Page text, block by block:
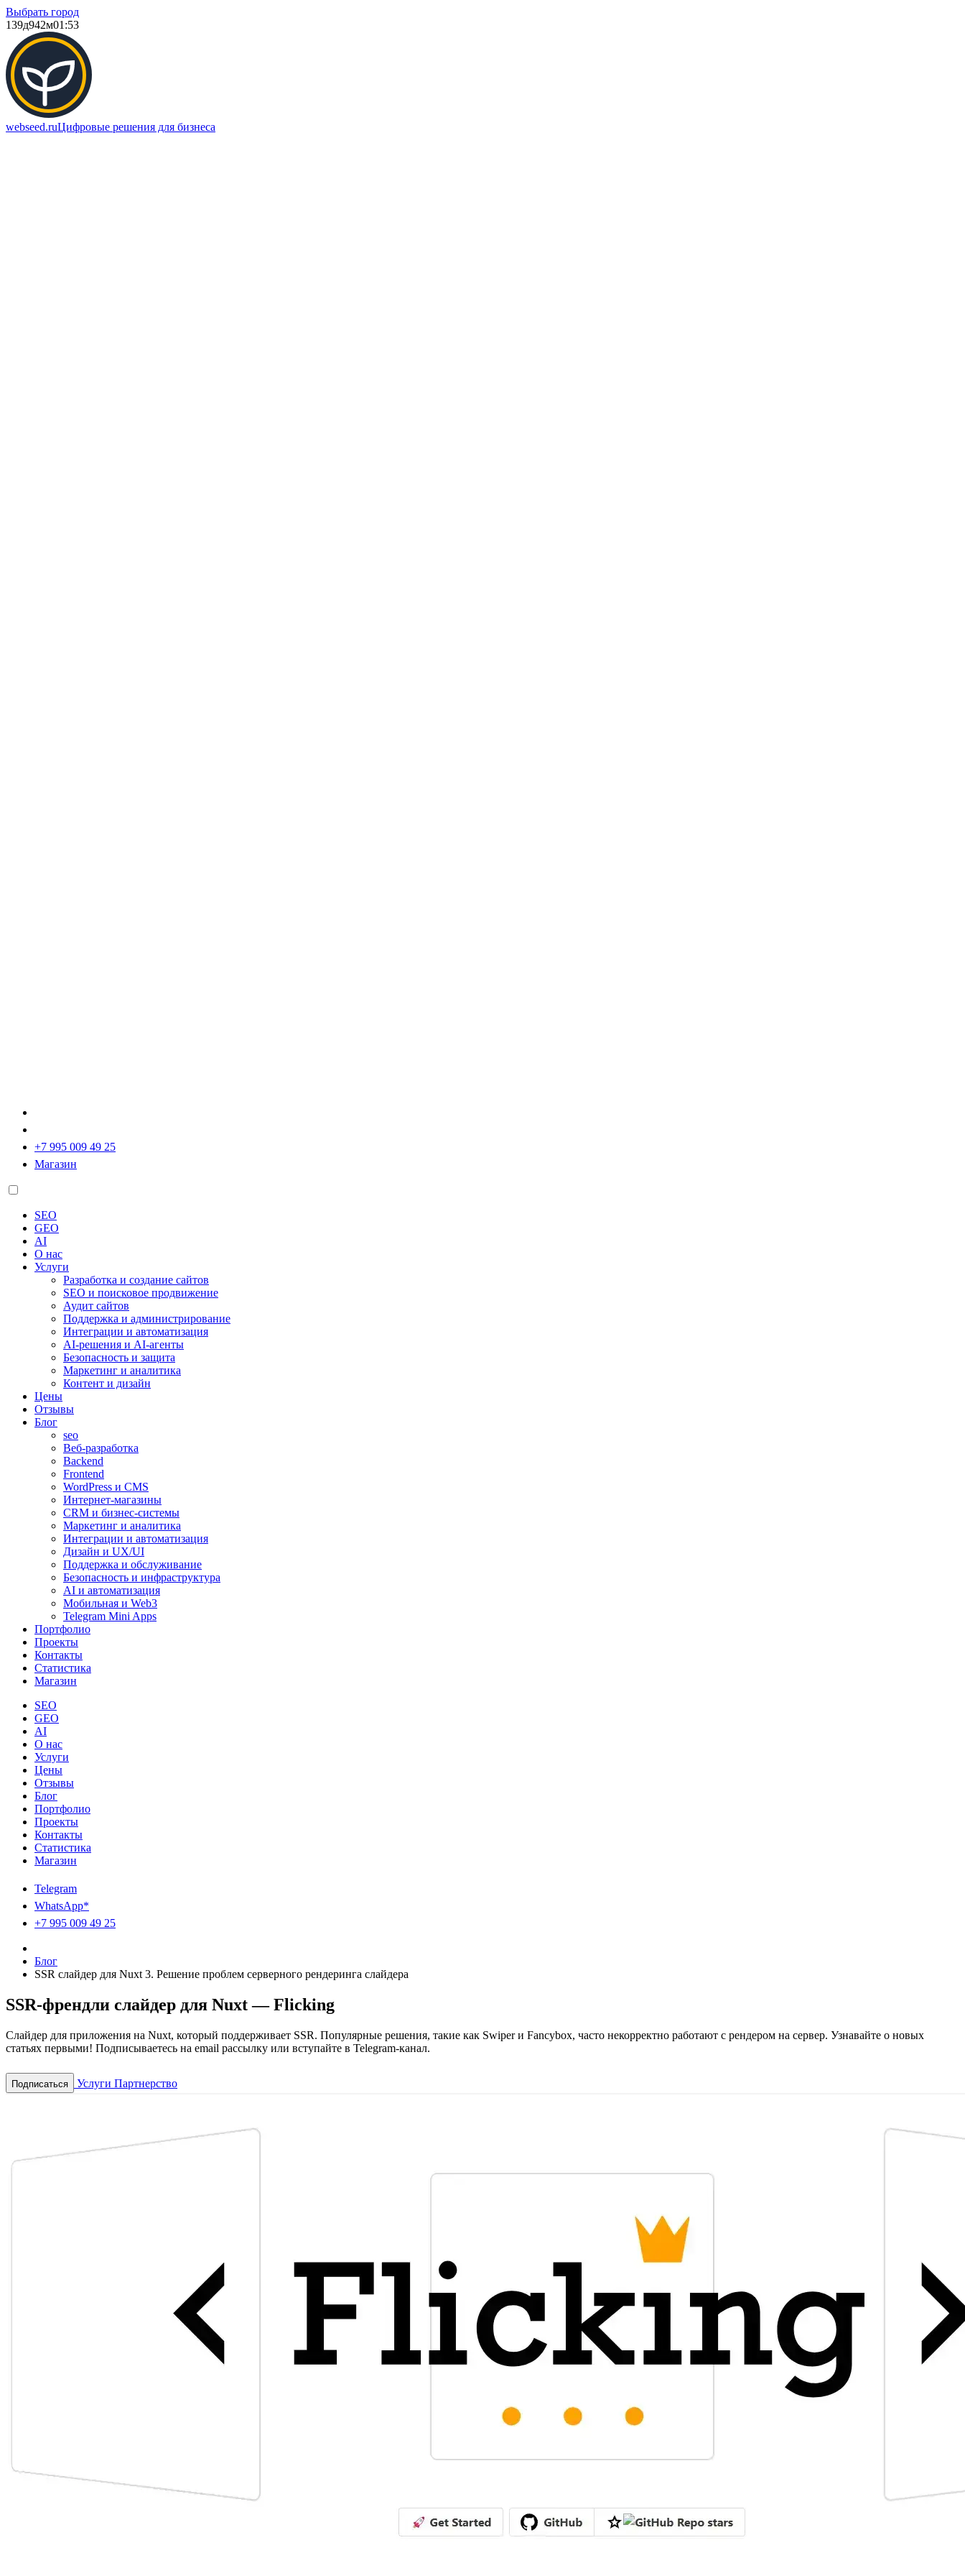
Выбрать город
139д942м01:53
webseed.ruЦифровые решения для бизнеса
+7 995 009 49 25
Магазин
SEO
GEO
AI
О нас
Услуги
Разработка и создание сайтов
SEO и поисковое продвижение
Аудит сайтов
Поддержка и администрирование
Интеграции и автоматизация
AI-решения и AI-агенты
Безопасность и защита
Маркетинг и аналитика
Контент и дизайн
Цены
Отзывы
Блог
seo
Веб-разработка
Backend
Frontend
WordPress и CMS
Интернет-магазины
CRM и бизнес-системы
Маркетинг и аналитика
Интеграции и автоматизация
Дизайн и UX/UI
Поддержка и обслуживание
Безопасность и инфраструктура
AI и автоматизация
Мобильная и Web3
Telegram Mini Apps
Портфолио
Проекты
Контакты
Статистика
Магазин
SEO
GEO
AI
О нас
Услуги
Цены
Отзывы
Блог
Портфолио
Проекты
Контакты
Статистика
Магазин
Telegram
WhatsApp*
+7 995 009 49 25
Блог
SSR слайдер для Nuxt 3. Решение проблем серверного рендеринга слайдера
SSR-френдли слайдер для Nuxt — Flicking
Слайдер для приложения на Nuxt, который поддерживает SSR. Популярные решения, такие как Swiper и Fancybox, часто некорректно работают с рендером на сервер. Узнавайте о новых
статьях первыми! Подписываетесь на email рассылку или вступайте в Telegram-канал.
Подписаться Услуги Партнерство